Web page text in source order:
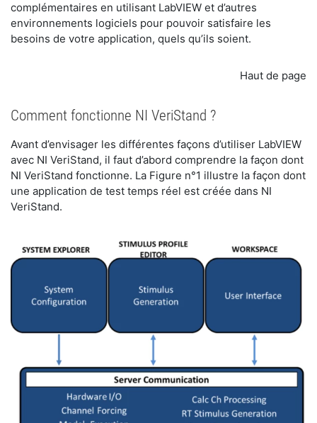
complémentaires en utilisant LabVIEW et d’autres
environnements logiciels pour pouvoir satisfaire les
besoins de votre application, quels qu’ils soient.
Haut de page
Comment fonctionne NI VeriStand ?
Avant d’envisager les différentes façons d’utiliser LabVIEW
avec NI VeriStand, il faut d’abord comprendre la façon dont
NI VeriStand fonctionne. La Figure n°1 illustre la façon dont
une application de test temps réel est créée dans NI
VeriStand.